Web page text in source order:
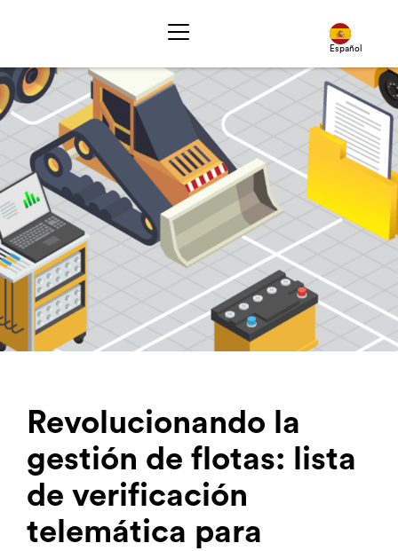
Español
Revolucionando la
gestión de flotas: lista
de verificación
telemática para